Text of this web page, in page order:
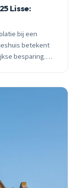
Lisse:
bij een
betekent
besparing.